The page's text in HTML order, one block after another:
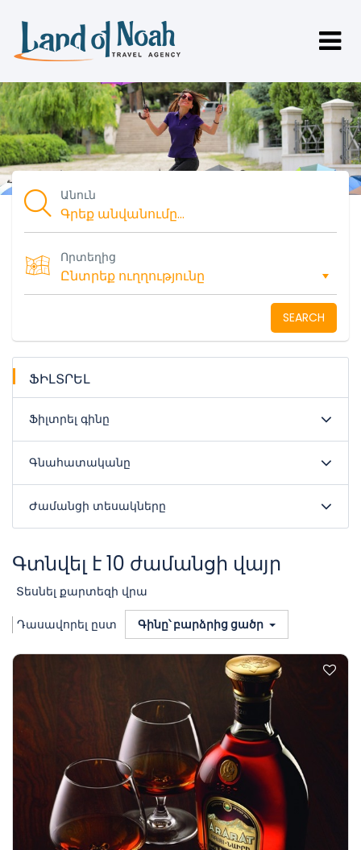
Անուն
Որտեղից
SEARCH
ՖԻԼՏՐԵԼ
Ֆիլտրել գինը
Գնահատականը
Ժամանցի տեսակները
Գտնվել է 10 ժամանցի վայր
Տեսնել քարտեզի վրա
Դասավորել ըստ Գինը՝ բարձրից ցածր